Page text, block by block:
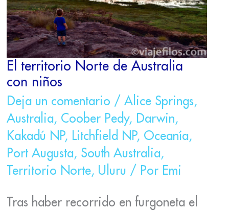
El territorio Norte de Australia
con niños
Deja un comentario / Alice Springs,
Australia, Coober Pedy, Darwin,
Kakadú NP, Litchfield NP, Oceanía,
Port Augusta, South Australia,
Territorio Norte, Uluru / Por Emi
Tras haber recorrido en furgoneta el